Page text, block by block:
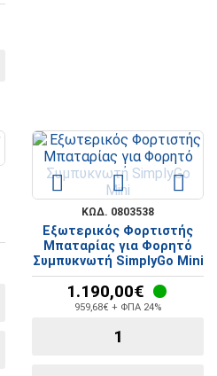
ΚΩΔ. 0803538
Εξωτερικός Φορτιστής
Μπαταρίας για Φορητό
Συμπυκνωτή SimplyGo Mini
1.190,00€
959,68€ + ΦΠΑ 24%